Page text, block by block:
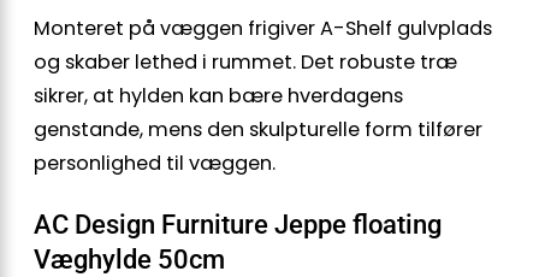
Monteret på væggen frigiver A-Shelf gulvplads
og skaber lethed i rummet. Det robuste træ
sikrer, at hylden kan bære hverdagens
genstande, mens den skulpturelle form tilfører
personlighed til væggen.
AC Design Furniture Jeppe floating
Væghylde 50cm